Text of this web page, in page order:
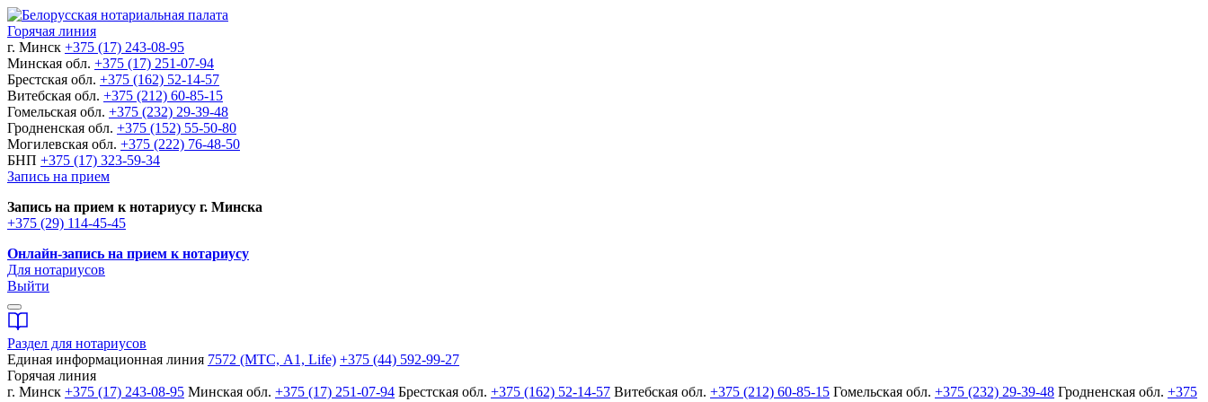
Горячая линия
г. Минск +375 (17) 243-08-95
Минская обл. +375 (17) 251-07-94
Брестская обл. +375 (162) 52-14-57
Витебская обл. +375 (212) 60-85-15
Гомельская обл. +375 (232) 29-39-48
Гродненская обл. +375 (152) 55-50-80
Могилевская обл. +375 (222) 76-48-50
БНП +375 (17) 323-59-34
Запись на прием
Запись на прием к нотариусу г. Минска
+375 (29) 114-45-45
Онлайн-запись на прием к нотариусу
Для нотариусов
Выйти
Раздел для нотариусов
Единая информационная линия 7572 (МТС, A1, Life) +375 (44) 592-99-27
Горячая линия
г. Минск +375 (17) 243-08-95 Минская обл. +375 (17) 251-07-94 Брестская обл. +375 (162) 52-14-57 Витебская обл. +375 (212) 60-85-15 Гомельская обл. +375 (232) 29-39-48 Гродненская обл. +375